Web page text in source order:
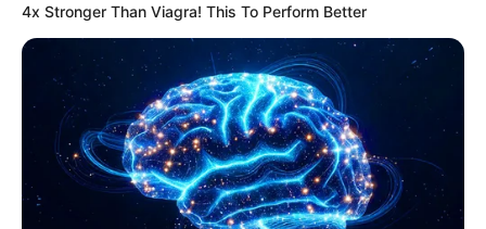
4x Stronger Than Viagra! This To Perform Better